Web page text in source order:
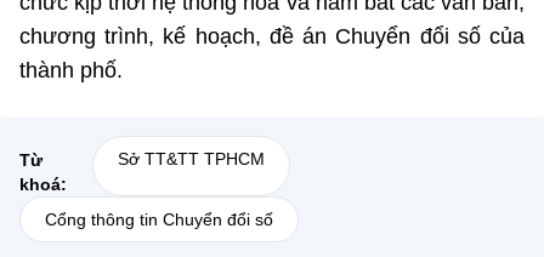
chương trình, kế hoạch, đề án Chuyển đổi số của
thành phố.
Từ
khoá:
Sở TT&TT TPHCM
Cổng thông tin Chuyển đổi số